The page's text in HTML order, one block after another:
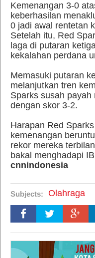
Kemenangan 3-0
keberhasilan
0 jadi awal rentetan
Setelah itu, Red
laga di putaran
kekalahan perdana
Memasuki putaran
melanjutkan tren
Sparks susah
dengan skor 3-2.
Harapan Red
kemenangan
rekor mereka
bakal menghadapi
cnnindonesia
Subjects: Olahraga